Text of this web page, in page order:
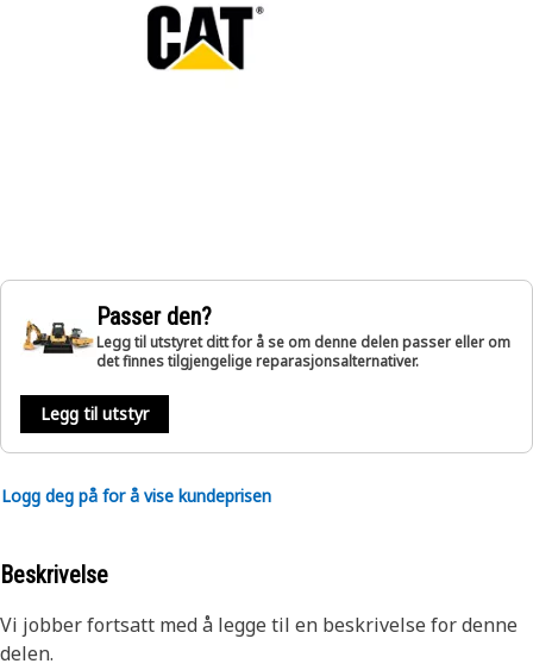
Passer den?
Legg til utstyret ditt for å se om denne delen passer eller om
det finnes tilgjengelige reparasjonsalternativer.
Legg til utstyr
Logg deg på for å vise kundeprisen
Beskrivelse
Vi jobber fortsatt med å legge til en beskrivelse for denne
delen.